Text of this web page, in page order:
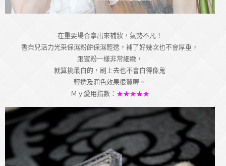
在重要場合拿出來補妝，氣勢不凡！
香奈兒活力光采保濕粉餅保濕輕透，補了好幾次也不會厚重，
跟蜜粉一樣非常細緻，
就算挑最白的，刷上去也不會白得像鬼
輕透及潤色效果很贊喔。
Ｍｙ愛用指數： ★★★★★